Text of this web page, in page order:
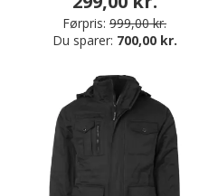
Førpris: 999,00 kr.
Du sparer: 700,00 kr.